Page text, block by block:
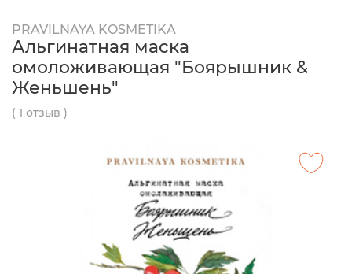
PRAVILNAYA KOSMETIKA
Альгинатная маска
омоложивающая "Боярышник &
Женьшень"
( 1 отзыв )